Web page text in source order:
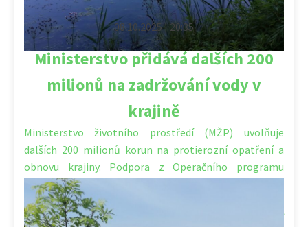
08.10.2025 | 20:35
Ministerstvo přidává dalších 200
milionů na zadržování vody v
krajině
Ministerstvo životního prostředí (MŽP) uvolňuje
dalších 200 milionů korun na protierozní opatření a
obnovu krajiny. Podpora z Operačního programu
Životní […]
Kategorie:
Dotace,Ekologie,Klima